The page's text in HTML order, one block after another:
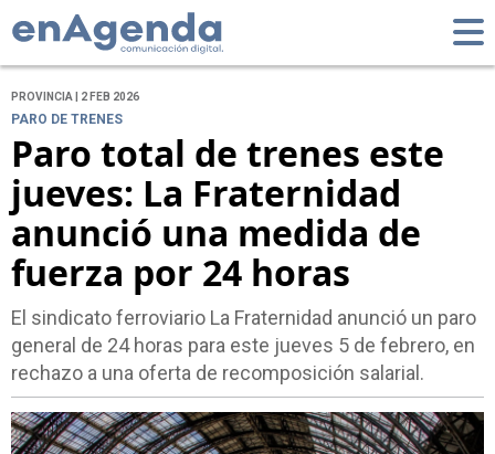
PROVINCIA | 2 FEB 2026
PARO DE TRENES
Paro total de trenes este
jueves: La Fraternidad
anunció una medida de
fuerza por 24 horas
El sindicato ferroviario La Fraternidad anunció un paro
general de 24 horas para este jueves 5 de febrero, en
rechazo a una oferta de recomposición salarial.